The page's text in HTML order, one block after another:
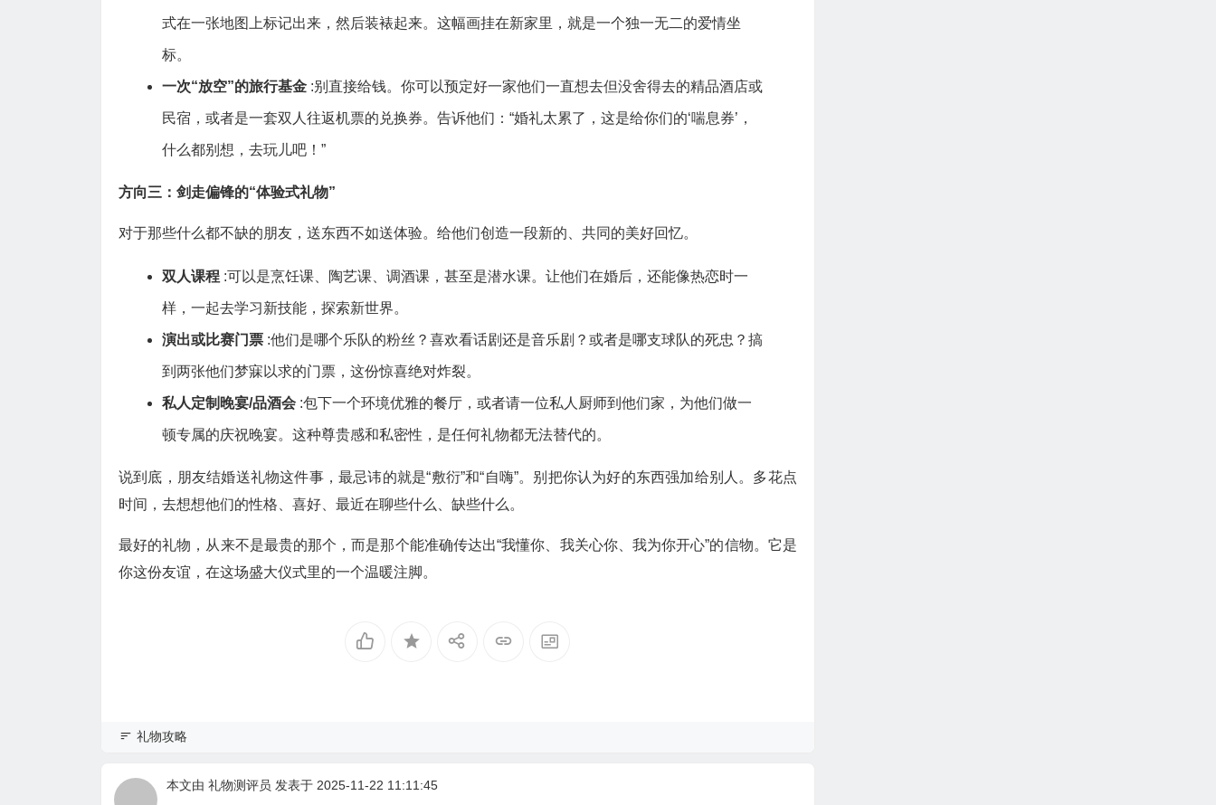
式在一张地图上标记出来，然后装裱起来。这幅画挂在新家里，就是一个独一无二的爱情坐
标。
一次“放空”的旅行基金 :别直接给钱。你可以预定好一家他们一直想去但没舍得去的精品酒店或
民宿，或者是一套双人往返机票的兑换券。告诉他们：“婚礼太累了，这是给你们的‘喘息券’，
什么都别想，去玩儿吧！”
方向三：剑走偏锋的“体验式礼物”
对于那些什么都不缺的朋友，送东西不如送体验。给他们创造一段新的、共同的美好回忆。
双人课程 :可以是烹饪课、陶艺课、调酒课，甚至是潜水课。让他们在婚后，还能像热恋时一
样，一起去学习新技能，探索新世界。
演出或比赛门票 :他们是哪个乐队的粉丝？喜欢看话剧还是音乐剧？或者是哪支球队的死忠？搞
到两张他们梦寐以求的门票，这份惊喜绝对炸裂。
私人定制晚宴/品酒会 :包下一个环境优雅的餐厅，或者请一位私人厨师到他们家，为他们做一
顿专属的庆祝晚宴。这种尊贵感和私密性，是任何礼物都无法替代的。
说到底，朋友结婚送礼物这件事，最忌讳的就是“敷衍”和“自嗨”。别把你认为好的东西强加给别人。多花点
时间，去想想他们的性格、喜好、最近在聊些什么、缺些什么。
最好的礼物，从来不是最贵的那个，而是那个能准确传达出“我懂你、我关心你、我为你开心”的信物。它是
你这份友谊，在这场盛大仪式里的一个温暖注脚。
礼物攻略
本文由 礼物测评员 发表于 2025-11-22 11:11:45